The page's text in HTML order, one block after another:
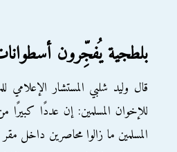
بلطجية يُفجِّرون أسطوانات
قال وليد شلبي المستشار الإعلامي
للإخوان المسلمين: إن عددًا كبيرًا
المسلمين ما زالوا محاصرين داخل مقر